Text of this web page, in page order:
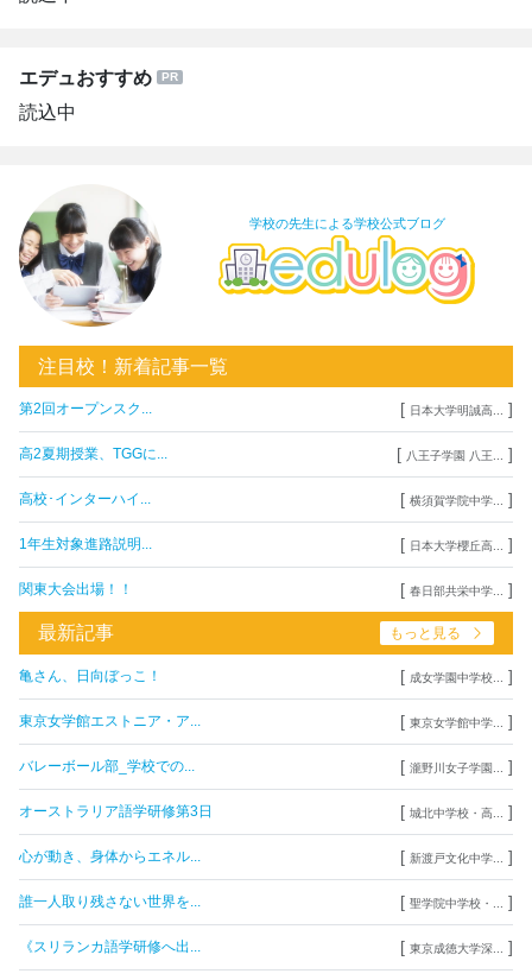
エデュおすすめ
読込中
学校の先生による学校公式ブログ
注目校！新着記事一覧
第2回オープンスク... [ 日本大学明誠高... ]
高2夏期授業、TGGに... [ 八王子学園 八王... ]
高校･インターハイ... [ 横須賀学院中学... ]
1年生対象進路説明... [ 日本大学櫻丘高... ]
関東大会出場！！ [ 春日部共栄中学... ]
最新記事 もっと見る
亀さん、日向ぼっこ！ [ 成女学園中学校... ]
東京女学館エストニア・ア... [ 東京女学館中学... ]
バレーボール部_学校での... [ 瀧野川女子学園... ]
オーストラリア語学研修第3日 [ 城北中学校・高... ]
心が動き、身体からエネル... [ 新渡戸文化中学... ]
誰一人取り残さない世界を... [ 聖学院中学校・... ]
《スリランカ語学研修へ出... [ 東京成徳大学深... ]